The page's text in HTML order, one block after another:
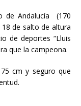
de Andalucía (170
de salto de altura
de deportes “Lluis
que la campeona.
cm y seguro que